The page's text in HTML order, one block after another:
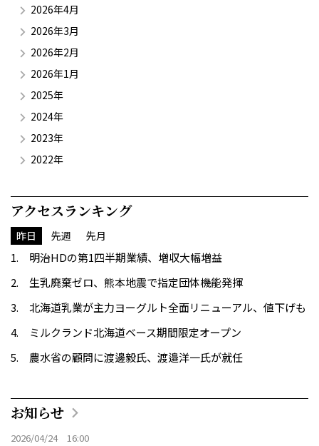
2026年4月
2026年3月
2026年2月
2026年1月
2025年
2024年
2023年
2022年
アクセスランキング
昨日 先週 先月
明治HDの第1四半期業績、増収大幅増益
生乳廃棄ゼロ、熊本地震で指定団体機能発揮
北海道乳業が主力ヨーグルト全面リニューアル、値下げも
ミルクランド北海道ベース期間限定オープン
農水省の顧問に渡邊毅氏、渡邉洋一氏が就任
お知らせ
2026/04/24 16:00